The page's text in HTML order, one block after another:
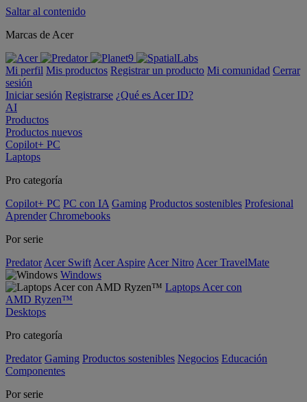
Saltar al contenido
Marcas de Acer
Mi perfil Mis productos Registrar un producto Mi comunidad Cerrar
sesión
Iniciar sesión Registrarse ¿Qué es Acer ID?
AI
Productos
Productos nuevos
Copilot+ PC
Laptops
Pro categoría
Copilot+ PC PC con IA Gaming Productos sostenibles Profesional
Aprender Chromebooks
Por serie
Predator Acer Swift Acer Aspire Acer Nitro Acer TravelMate
Windows
Laptops Acer con
AMD Ryzen™
Desktops
Pro categoría
Predator Gaming Productos sostenibles Negocios Educación
Componentes
Por serie